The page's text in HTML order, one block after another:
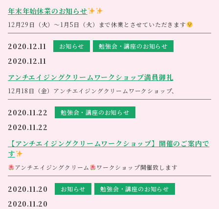
ています）
ワクワクボディキャンペーン
うちに身体がカチコチに凝り固まってはいませんか？
自らのこの大事な乗り物を整えてワクワク楽しく過ごして頂きたい
そんな細やかな気持ちですが、今回のキャンペーンをご用意させて頂き
ました
［期間］１２月２３日（水）～２０２１年２月４日（木）
［キャンペーン価格３コース］
５０分 お手軽コース
（２０分ボディ・２０分ライアー・１０分カウンセリング、整え流す）
￥５５００→ ￥２９８０
８０分 スタンダードコース
（１０分カウンセリング・３０分ボディ、モルフォセラピー・３０分ラ
１２０分 自分にご褒美コース
（１０分カウンセリング・５０分ボディ、モルフォセラピー・５０分ラ
自分へのご褒美にいかがですか
心を込めて施術をさせて頂きます
担当 サン
アネシス
049‐248‐6145（土曜日定休）
風の時代の幕開けです
風の乗って軽やかに～
30分、5０分、80分、120分コースをご用意しております
料金等の詳細につきましては後日、ブログ、ホームページ、ＬＩＮＥに
て詳しくご案内させて頂きます<m(__)m>
竪琴の起源は大変古く、古代メソポタミア時代にまで遡ります。現代の
き、彫刻家と音楽家の試作の末、誕生した新しい竪琴です
教育に用いられ、演奏はもとより教育や医療の現場で活用され広まりま
した。
そしてソウルサウンドライアーは、(旧ヒーリングライアー)は、音楽療
法士の依頼に応えて1995年に、アンドレアス氏が考案しました。現在８
種類・約15タイプ。それぞれにテーマと特別な音階を持っています。
共鳴箱が無い１枚板のオープンライアーで、体に当てて響きの振動を直
接伝えられるのが最大の特徴です
ライアーの心地よい音で身体を良い振動状態に持っていきます
年末年始休業のお知らせ
12月29日（火）～1月5日（火）まで休業とさせていただきます
1月6日（水）から通常営業になります
皆様にはご不便をおかけしますが、今後ともよろしくお願いいたします
<m(__)m>
2020.12.11 お知らせ 勉強会・講座のお知らせ
2020.12.11
アンチエイジングクリームワークショップ満員御礼
12月18日（金）アンチエイジングクリームワークショップ、
満員御礼です。
ありがとうございます。
2020.11.22 勉強会・講座のお知らせ
2020.11.22
【アンチエイジングクリームワークショップ】開催のご案内で
す
アンチエイジングクリーム
ワークショップ開催致します
錆びないヒトを目指すあなたと作りたいエリジアムクリーム
2020.11.20 お知らせ 勉強会・講座のお知らせ
2020.11.20